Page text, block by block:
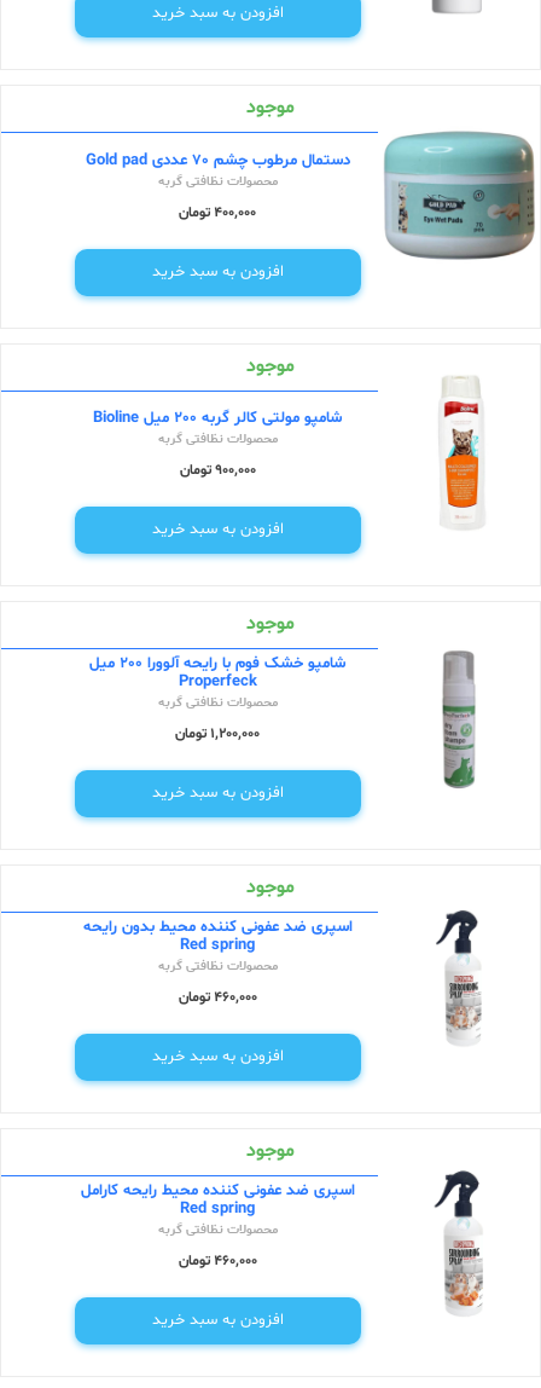
افزودن به سبد خرید
موجود
دستمال مرطوب چشم 70 عددی Gold pad
محصولات نظافتی گربه
400,000 تومان
افزودن به سبد خرید
موجود
شامپو مولتی کالر گربه 200 میل Bioline
محصولات نظافتی گربه
900,000 تومان
افزودن به سبد خرید
موجود
شامپو خشک فوم با رایحه آلوورا 200 میل
Properfeck
محصولات نظافتی گربه
1,200,000 تومان
افزودن به سبد خرید
موجود
اسپری ضد عفونی کننده محیط بدون رایحه
Red spring
محصولات نظافتی گربه
460,000 تومان
افزودن به سبد خرید
موجود
اسپری ضد عفونی کننده محیط رایحه کارامل
Red spring
محصولات نظافتی گربه
460,000 تومان
افزودن به سبد خرید